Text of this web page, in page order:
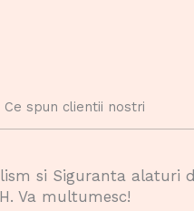
Ce spun clientii nostri
si Siguranta alaturi
Va multumesc!